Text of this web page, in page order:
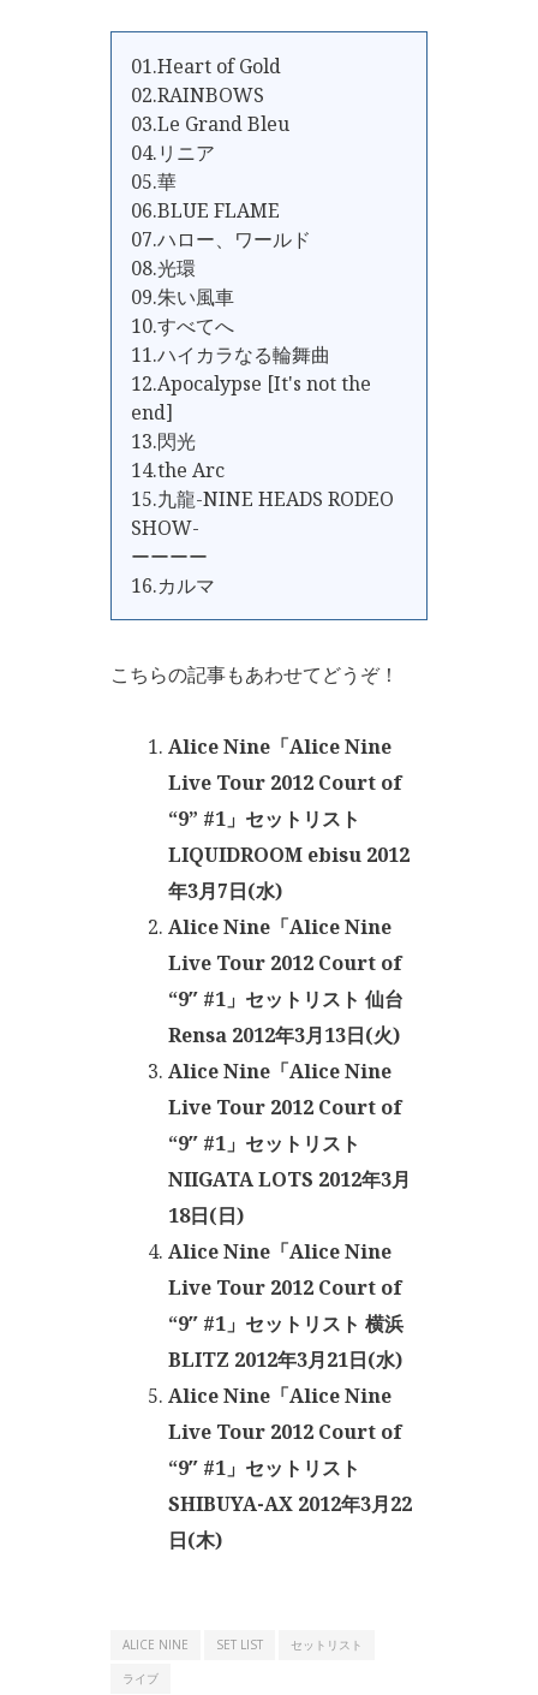
01.Heart of Gold
02.RAINBOWS
03.Le Grand Bleu
04.リニア
05.華
06.BLUE FLAME
07.ハロー、ワールド
08.光環
09.朱い風車
10.すべてへ
11.ハイカラなる輪舞曲
12.Apocalypse [It's not the
end]
13.閃光
14.the Arc
15.九龍-NINE HEADS RODEO
SHOW-
ーーーー
16.カルマ
こちらの記事もあわせてどうぞ！
Alice Nine「Alice Nine
Live Tour 2012 Court of
“9” #1」セットリスト
LIQUIDROOM ebisu 2012
年3月7日(水)
Alice Nine「Alice Nine
Live Tour 2012 Court of
“9″ #1」セットリスト 仙台
Rensa 2012年3月13日(火)
Alice Nine「Alice Nine
Live Tour 2012 Court of
“9″ #1」セットリスト
NIIGATA LOTS 2012年3月
18日(日)
Alice Nine「Alice Nine
Live Tour 2012 Court of
“9″ #1」セットリスト 横浜
BLITZ 2012年3月21日(水)
Alice Nine「Alice Nine
Live Tour 2012 Court of
“9″ #1」セットリスト
SHIBUYA-AX 2012年3月22
日(木)
ALICE NINE SET LIST
セットリスト
ライブ